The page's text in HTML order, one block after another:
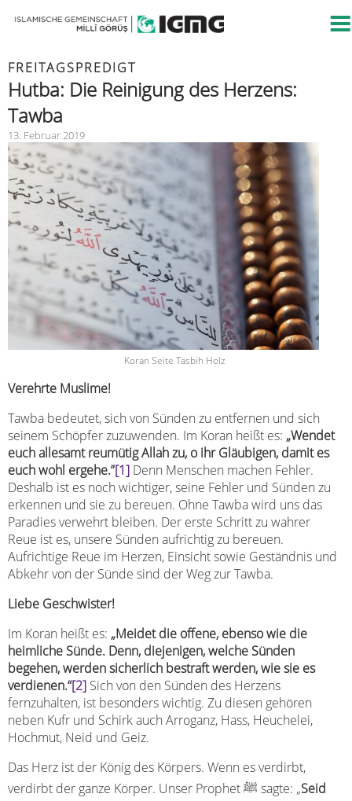
FREITAGSPREDIGT
Hutba: Die Reinigung des Herzens:
Tawba
13. Februar 2019
Koran Seite Tasbih Holz
Verehrte Muslime!
Tawba bedeutet, sich von Sünden zu entfernen und sich
seinem Schöpfer zuzuwenden. Im Koran heißt es: „Wendet
euch allesamt reumütig Allah zu, o ihr Gläubigen, damit es
euch wohl ergehe.”[1] Denn Menschen machen Fehler.
Deshalb ist es noch wichtiger, seine Fehler und Sünden zu
erkennen und sie zu bereuen. Ohne Tawba wird uns das
Paradies verwehrt bleiben. Der erste Schritt zu wahrer
Reue ist es, unsere Sünden aufrichtig zu bereuen.
Aufrichtige Reue im Herzen, Einsicht sowie Geständnis und
Abkehr von der Sünde sind der Weg zur Tawba.
Liebe Geschwister!
Im Koran heißt es: „Meidet die offene, ebenso wie die
heimliche Sünde. Denn, diejenigen, welche Sünden
begehen, werden sicherlich bestraft werden, wie sie es
verdienen.“[2] Sich von den Sünden des Herzens
fernzuhalten, ist besonders wichtig. Zu diesen gehören
neben Kufr und Schirk auch Arroganz, Hass, Heuchelei,
Hochmut, Neid und Geiz.
Das Herz ist der König des Körpers. Wenn es verdirbt,
verdirbt der ganze Körper. Unser Prophet ﷺ sagte: „Seid